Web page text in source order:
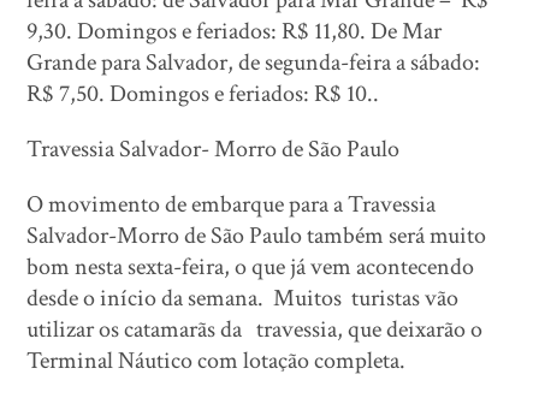
9,30. Domingos e feriados: R$ 11,80. De Mar
Grande para Salvador, de segunda-feira a sábado:
R$ 7,50. Domingos e feriados: R$ 10..
Travessia Salvador- Morro de São Paulo
O movimento de embarque para a Travessia
Salvador-Morro de São Paulo também será muito
bom nesta sexta-feira, o que já vem acontecendo
desde o início da semana. Muitos turistas vão
utilizar os catamarãs da travessia, que deixarão o
Terminal Náutico com lotação completa.